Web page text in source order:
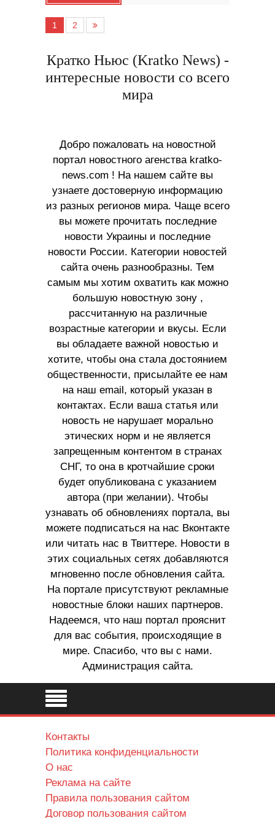
1 2
Кратко Ньюс (Kratko News) -
интересные новости со всего
мира
Добро пожаловать на новостной
портал новостного агенства kratko-
news.com ! На нашем сайте вы
узнаете достоверную информацию
из разных регионов мира. Чаще всего
вы можете прочитать последние
новости Украины и последние
новости России. Категории новостей
сайта очень разнообразны. Тем
самым мы хотим охватить как можно
большую новостную зону ,
рассчитанную на различные
возрастные категории и вкусы. Если
вы обладаете важной новостью и
хотите, чтобы она стала достоянием
общественности, присылайте ее нам
на наш email, который указан в
контактах. Если ваша статья или
новость не нарушает морально
этических норм и не является
запрещенным контентом в странах
СНГ, то она в кротчайшие сроки
будет опубликована с указанием
автора (при желании). Чтобы
узнавать об обновлениях портала, вы
можете подписаться на нас Вконтакте
или читать нас в Твиттере. Новости в
этих социальных сетях добавляются
мгновенно после обновления сайта.
На портале присутствуют рекламные
новостные блоки наших партнеров.
Надеемся, что наш портал прояснит
для вас события, происходящие в
мире. Спасибо, что вы с нами.
Администрация сайта.
Контакты
Политика конфиденциальности
О нас
Реклама на сайте
Правила пользования сайтом
Договор пользования сайтом